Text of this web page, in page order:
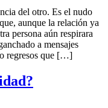
del otro. Es el nudo
aunque la relación ya
persona aún respirara
a mensajes
regresos que […]